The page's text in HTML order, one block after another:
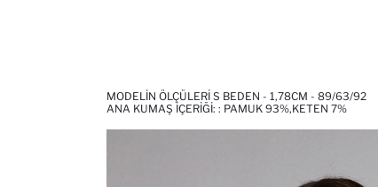
MODELIN ÖLÇÜLERI S BEDEN - 1,78CM - 89/63/92
ANA KUMAŞ İÇERIĞI: : PAMUK 93%,KETEN 7%